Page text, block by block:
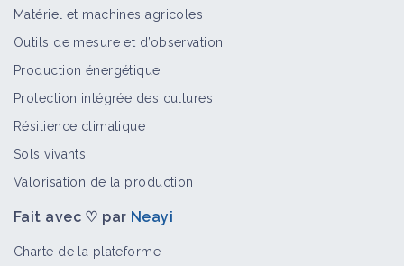
Matériel et machines agricoles
Outils de mesure et d’observation
Production énergétique
Protection intégrée des cultures
Résilience climatique
Sols vivants
Valorisation de la production
Fait avec ♡ par Neayi
Charte de la plateforme